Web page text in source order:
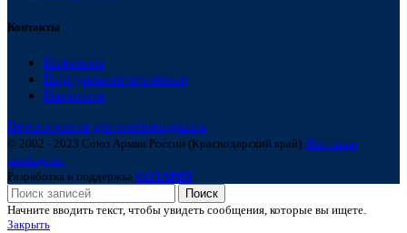
Контакты
Контакты
Виртуальная приемная
Вакансии
Версия сайта для слабовидящих
© 2002 - 2023 Союз Армян России (Краснодарский край). Все права
защищены.
Разработка и поддержка СОЛАРИТ
Поиск
Начните вводить текст, чтобы увидеть сообщения, которые вы ищете.
Закрыть